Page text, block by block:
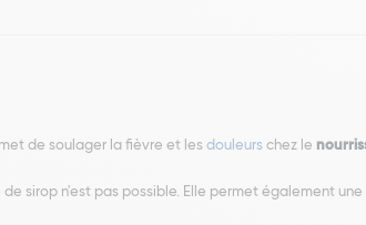
de soulager la fièvre et les douleurs chez le
sirop n'est pas possible. Elle permet également une